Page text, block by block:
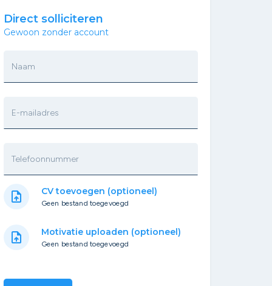
Direct solliciteren
Gewoon zonder account
Naam
E-mailadres
Telefoonnummer
upload_file CV toevoegen (optioneel)
Geen bestand toegevoegd
upload_file Motivatie uploaden (optioneel)
Geen bestand toegevoegd